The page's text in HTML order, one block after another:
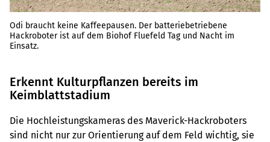
Odi braucht keine Kaffeepausen. Der batteriebetriebene
Hackroboter ist auf dem Biohof Fluefeld Tag und Nacht im
Einsatz.
Erkennt Kulturpflanzen bereits im
Keimblattstadium
Die Hochleistungskameras des Maverick-Hackroboters
sind nicht nur zur Orientierung auf dem Feld wichtig, sie